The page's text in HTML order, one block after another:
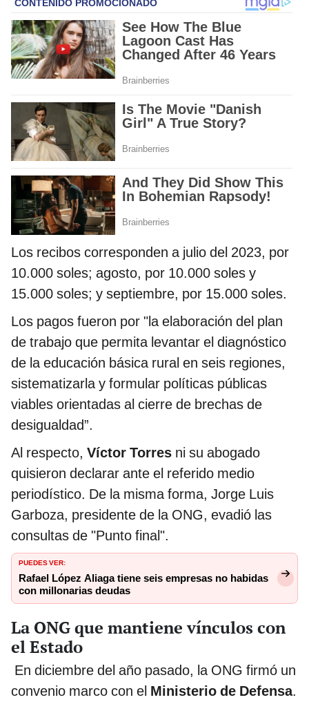
Los recibos corresponden a julio del 2023, por
10.000 soles; agosto, por 10.000 soles y
15.000 soles; y septiembre, por 15.000 soles.
Los pagos fueron por "la elaboración del plan
de trabajo que permita levantar el diagnóstico
de la educación básica rural en seis regiones,
sistematizarla y formular políticas públicas
viables orientadas al cierre de brechas de
desigualdad”.
Al respecto, Víctor Torres ni su abogado
quisieron declarar ante el referido medio
periodístico. De la misma forma, Jorge Luis
Garboza, presidente de la ONG, evadió las
consultas de "Punto final".
PUEDES VER:
Rafael López Aliaga tiene seis empresas no habidas
con millonarias deudas
La ONG que mantiene vínculos con
el Estado
En diciembre del año pasado, la ONG firmó un
convenio marco con el Ministerio de Defensa.